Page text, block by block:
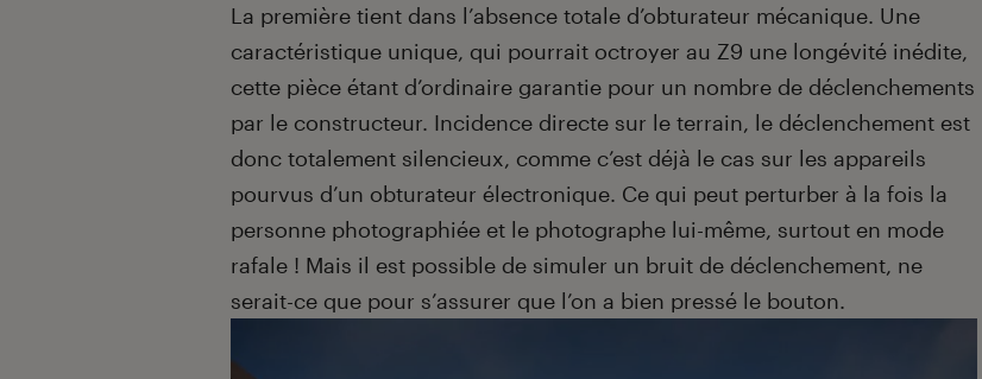
La première tient dans l’absence totale d’obturateur mécanique. Une
caractéristique unique, qui pourrait octroyer au Z9 une longévité inédite,
cette pièce étant d’ordinaire garantie pour un nombre de déclenchements
par le constructeur. Incidence directe sur le terrain, le déclenchement est
donc totalement silencieux, comme c’est déjà le cas sur les appareils
pourvus d’un obturateur électronique. Ce qui peut perturber à la fois la
personne photographiée et le photographe lui-même, surtout en mode
rafale ! Mais il est possible de simuler un bruit de déclenchement, ne
serait-ce que pour s’assurer que l’on a bien pressé le bouton.